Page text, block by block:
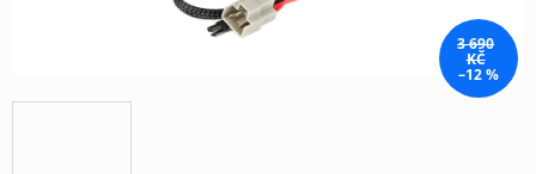
3 690
KČ
–12 %